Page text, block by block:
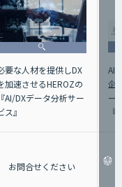
要な人材を提供しDX
加速させるHEROZの
『AI/DXデータ分析サー
ス』
AI
企
ー
お問合せください